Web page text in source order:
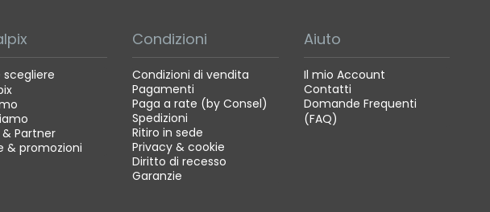
scegliere
Partner
& promozioni
Condizioni
Condizioni di vendita
Pagamenti
Paga a rate (by Consel)
Spedizioni
Ritiro in sede
Privacy & cookie
Diritto di recesso
Garanzie
Aiuto
Il mio Account
Contatti
Domande Frequenti
(FAQ)